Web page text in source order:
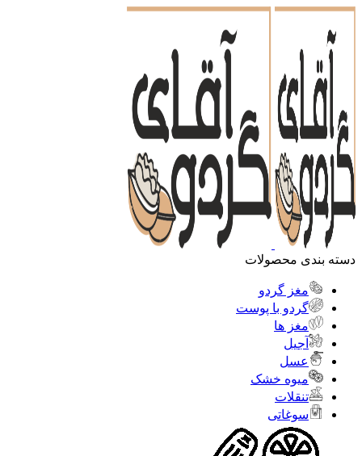
دسته بندی محصولات
مغز گردو
گردو با پوست
مغز ها
آجیل
عسل
میوه خشک
تنقلات
سوغاتی